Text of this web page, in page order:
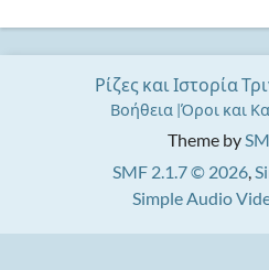
Theme by
SMF 2.1.7 © 2026,
Simple Audio
Ρίζες και Ιστορία
Βοήθεια Όροι και